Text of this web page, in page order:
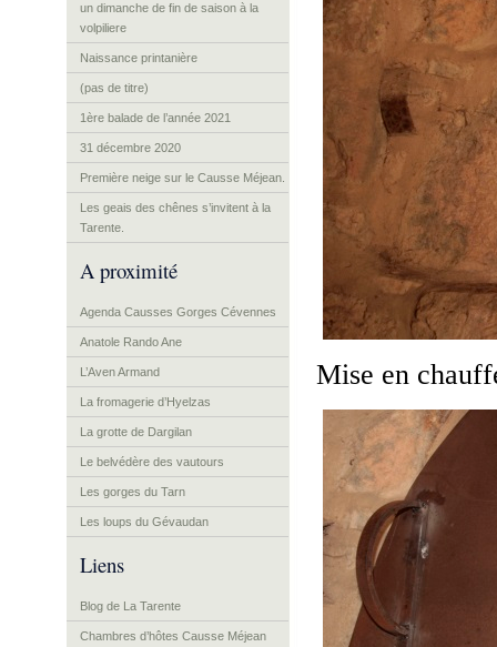
un dimanche de fin de saison à la
volpiliere
Naissance printanière
(pas de titre)
1ère balade de l’année 2021
31 décembre 2020
Première neige sur le Causse Méjean.
Les geais des chênes s’invitent à la
Tarente.
A proximité
Agenda Causses Gorges Cévennes
Anatole Rando Ane
L’Aven Armand
La fromagerie d’Hyelzas
La grotte de Dargilan
Le belvédère des vautours
Les gorges du Tarn
Les loups du Gévaudan
Liens
Blog de La Tarente
Chambres d’hôtes Causse Méjean
Mise en